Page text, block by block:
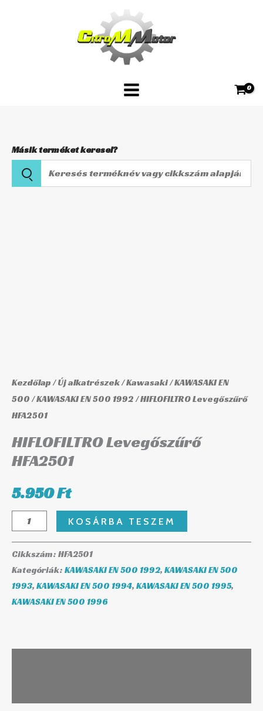
Másik terméket keresel?
Keresés
terméknév
Kezdőlap/Új alkatrészek/Kawasaki/KAWASAKI EN
500/KAWASAKI EN 500 1992/ HIFLOFILTRO Levegőszűrő
HFA2501
HIFLOFILTRO Levegőszűrő
HFA2501
5.950Ft
KOSÁRBA TESZEM
Cikkszám: HFA2501
Kategóriák: KAWASAKI EN 500 1992, KAWASAKI EN 500
1993, KAWASAKI EN 500 1994, KAWASAKI EN 500 1995,
KAWASAKI EN 500 1996